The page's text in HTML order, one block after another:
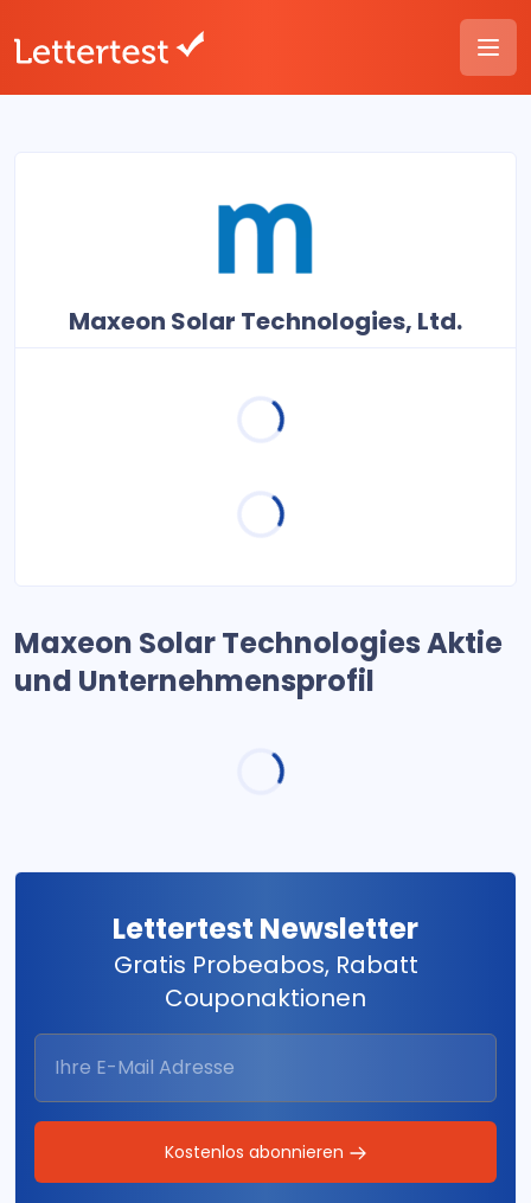
Maxeon Solar Technologies, Ltd.
Maxeon Solar Technologies Aktie
und Unternehmensprofil
Lettertest Newsletter
Gratis Probeabos, Rabatt
Couponaktionen
Kostenlos abonnieren